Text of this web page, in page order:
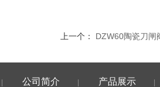
上一个： DZW60陶瓷刀闸
公司简介 产品展示